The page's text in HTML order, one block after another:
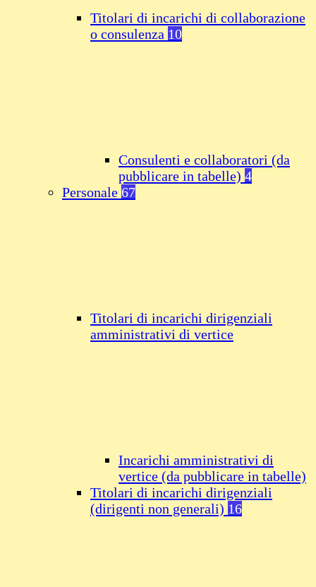
Titolari di incarichi di collaborazione
o consulenza 10
Consulenti e collaboratori (da
pubblicare in tabelle) 4
Personale 67
Titolari di incarichi dirigenziali
amministrativi di vertice
Incarichi amministrativi di
vertice (da pubblicare in tabelle)
Titolari di incarichi dirigenziali
(dirigenti non generali) 16